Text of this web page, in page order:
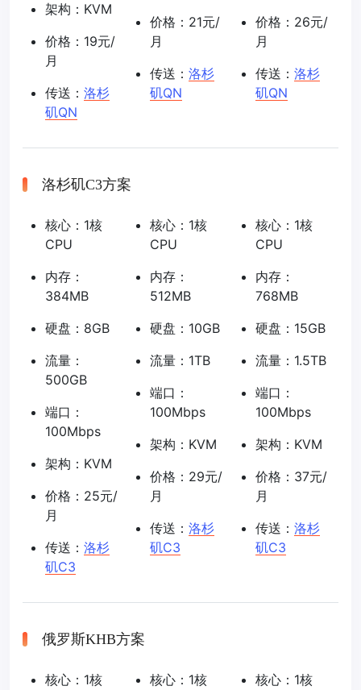
架构：KVM
价格：19元/
月
传送： 洛杉
矶QN
价格：21元/
月
传送： 洛杉
矶QN
价格：26元/
月
传送： 洛杉
矶QN
洛杉矶C3方案
核心：1核
CPU
内存：
384MB
硬盘：8GB
流量：
500GB
端口：
100Mbps
架构：KVM
价格：25元/
月
传送： 洛杉
矶C3
核心：1核
CPU
内存：
512MB
硬盘：10GB
流量：1TB
端口：
100Mbps
架构：KVM
价格：29元/
月
传送： 洛杉
矶C3
核心：1核
CPU
内存：
768MB
硬盘：15GB
流量：1.5TB
端口：
100Mbps
架构：KVM
价格：37元/
月
传送： 洛杉
矶C3
俄罗斯KHB方案
核心：1核
核心：1核
核心：1核